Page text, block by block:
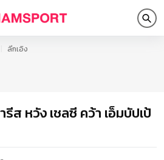
ลีกเอิง
ส หวัง เชลซี คว้า เอ็มบัปเป้